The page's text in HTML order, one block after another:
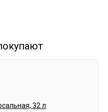
Оставьте бродить